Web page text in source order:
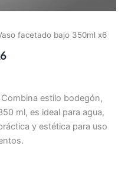
facetado bajo 350ml x6
Combina estilo bodegón,
ml, es ideal para agua,
y estética para uso